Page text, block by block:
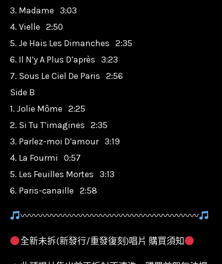
數
量
3. Madame 3:03
4. Vielle 2:50
5. Je Hais Les Dimanches 2:35
6. Il N’y A Plus D’après 3:23
7. Sous Le Ciel De Paris 2:56
Side B
1. Jolie Môme 2:25
2. Si Tu T’imagines 2:35
3. Parlez-moi D’amour 3:19
4. La Fourmi 0:57
5. Les Feuilles Mortes 3:13
6. Paris-canaille 2:58
〰〰〰〰〰〰〰〰〰〰〰〰〰〰〰〰〰〰〰〰
全新未拆(新發行/重發復刻)唱片 購買須知